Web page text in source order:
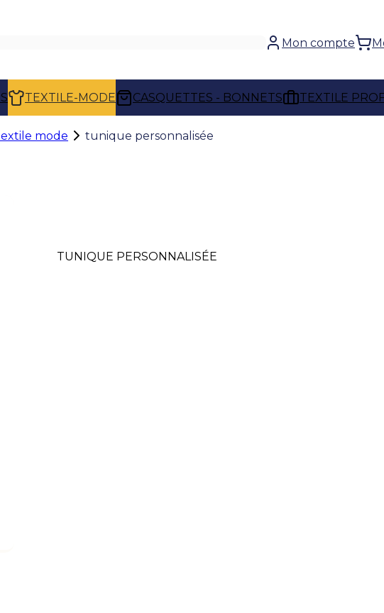
Mon compte
TEXTILE-MODE CASQUETTES - BONNETS TEXTILE
mode tunique personnalisée
TUNIQUE PERSONNALISÉE